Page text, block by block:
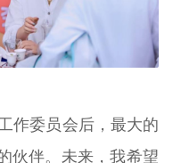
作委员会后，最大的
伙伴。未来，我希望